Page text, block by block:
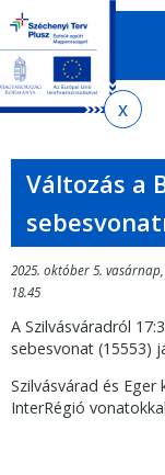
menetrendkeresőhöz
almenühöz
tartalomra
oldaltérképre
Változás a
2025. október 5.
18.45
A Szilvásváradról
sebesvonat (15553)
Szilvásvárad és
InterRégió